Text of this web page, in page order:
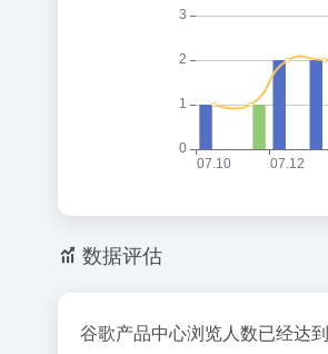
数据评估
谷歌产品中心浏览人数已经达